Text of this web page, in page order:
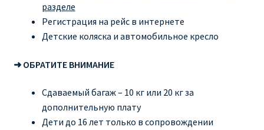
разделе
Регистрация на рейс в интернете
Детские коляска и автомобильное кресло
➜ ОБРАТИТЕ ВНИМАНИЕ
Сдаваемый багаж – 10 кг или 20 кг за
дополнительную плату
Дети до 16 лет только в сопровождении